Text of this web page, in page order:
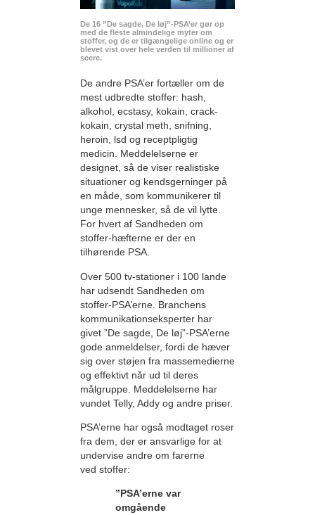
De 16 ”De sagde, De løj”-PSA’er gør op
med de fleste almindelige myter om
stoffer, og de er tilgængelige online og er
blevet vist over hele verden til millioner af
seere.
De andre PSA’er fortæller om de
mest udbredte stoffer: hash,
alkohol, ecstasy, kokain, crack-
kokain, crystal meth, snifning,
heroin, lsd og receptpligtig
medicin. Meddelelserne er
designet, så de viser realistiske
situationer og kendsgerninger på
en måde, som kommunikerer til
unge mennesker, så de vil lytte.
For hvert af Sandheden om
stoffer-hæfterne er der en
tilhørende PSA.
Over 500 tv-stationer i 100 lande
har udsendt Sandheden om
stoffer-PSA’erne. Branchens
kommunikationseksperter har
givet ”De sagde, De løj”-PSA’erne
gode anmeldelser, fordi de hæver
sig over støjen fra massemedierne
og effektivt når ud til deres
målgruppe. Meddelelserne har
vundet Telly, Addy og andre priser.
PSA’erne har også modtaget roser
fra dem, der er ansvarlige for at
undervise andre om farerne
ved stoffer:
”PSA’erne var
omgående